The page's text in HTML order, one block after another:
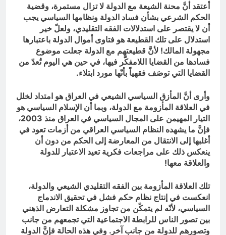
أعتقد أنَّ محنة الشيعة مع الدولة لا تزال مستمرة، وقضية
الحكم الشرعي بشأن فساد الدولة ونظامها السياسي يجب
أن لا يقتصر على استدلالات الفقه التقليدي، ولعلّ خير
استدلال على تلك القطيعة هو فتاوى أموال الدولة باعتبارها
مجهولة المالك! لأنَّ قطيعتهم مع الدولة جعلت موضوع
فسادها من القضايا اللامفكَّر فيها، في حين هي اليوم تُعدّ من
القضايا التي توصَف فقهياً بأنّها مورد ابتلاء.
وأرى أنَّ المأزق السياسي الشيعي في العراق هو امتداد لخلل
في العلاقة المأزومة مع الدولة، وبما أن الإسلام السياسي هو
التيار المهيمن على المجال السياسي في العراق منذ 2003،
فإنَّ ما يشهده النظام السياسي العراقي من أزمات تعود في
أغلبها إلى الانتقال من المعارضة إلى الحكم من دون أن
ينعكس ذلك على مراجعات فكرية تعيد الاعتبار للدولة
والعلاقة معها!
تلك العلاقة المأزومة بين الفقه التقليدي الشيعي والدولة،
انعكست في إنتاج نظام حكم فشل في تحقيق الاندماج
السياسي، لأنّه لم يتمكّن من تجاوز مشكلة التعارض الذهني
بين تصور الناس للرابطة الاجتماعية التي تجمعهم من جانب
وتصورهم للدولة من جانب آخر. وفي هذه الحالة فإنَّ الدولة